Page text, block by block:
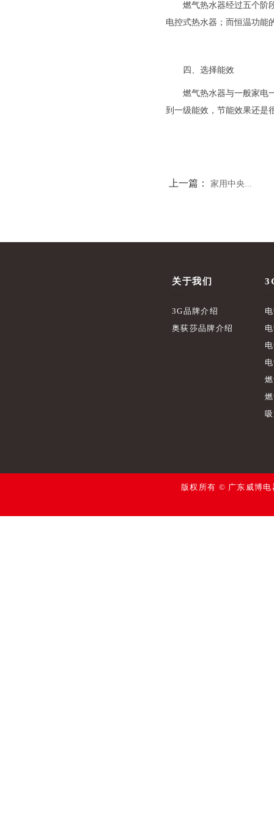
燃气热水器经过五个阶
电控式热水器；而恒温功能
四、选择能效
燃气热水器与一般家电
到一级能效，节能效果还是
上一篇： 家用中央...
关于我们
3G品牌介绍
奥荻莎品牌介绍
版权所有 © 广东威博